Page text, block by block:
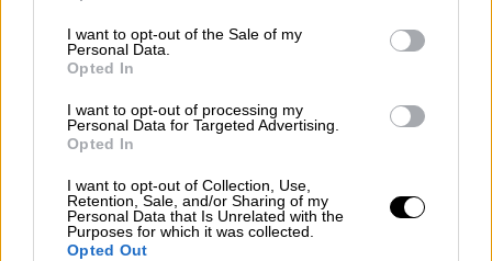
use your data for below specified purposes in below Google
consent section.
I want to opt-out of the Sale of my
Personal Data.
Opted In
I want to opt-out of processing my
Personal Data for Targeted Advertising.
Opted In
I want to opt-out of Collection, Use,
Retention, Sale, and/or Sharing of my
Personal Data that Is Unrelated with the
Purposes for which it was collected.
Opted Out
POPULAR VIDEOS